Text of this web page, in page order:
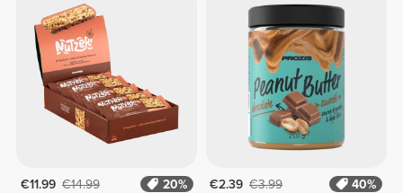
€11.99 €14.99
20%
€2.39 €3.99
40%